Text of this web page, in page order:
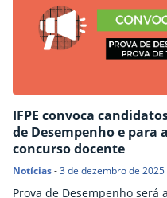
IFPE convoca
de Desempenho e para
concurso docente
Notícias-3 de dezembro de 2025
Prova de Desempenho será